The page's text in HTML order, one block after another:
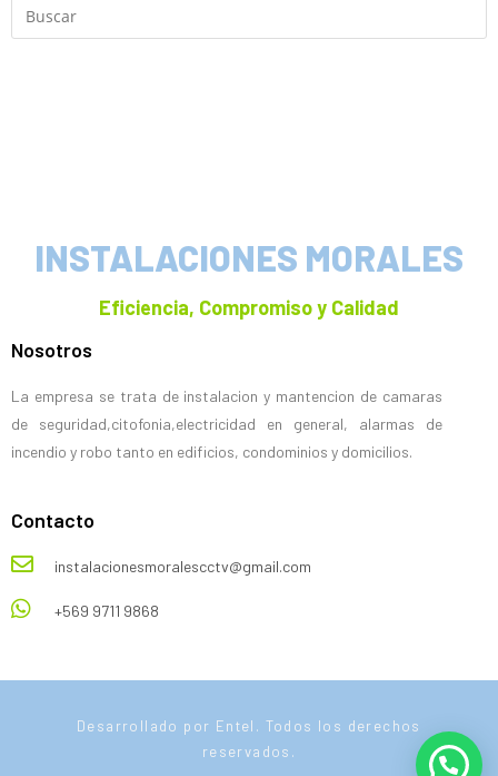
INSTALACIONES MORALES
Eficiencia, Compromiso y Calidad
Nosotros
La empresa se trata de instalacion y mantencion de camaras
de seguridad,citofonia,electricidad en general, alarmas de
incendio y robo tanto en edificios, condominios y domicilios.
Contacto
instalacionesmoralescctv@gmail.com
+569 9711 9868
Desarrollado por Entel. Todos los derechos
reservados.